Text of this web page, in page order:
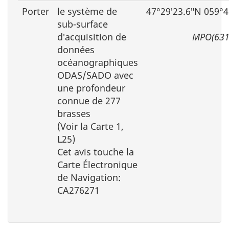
Porter
le système de
sub-surface
d′acquisition de
données
océanographiques
ODAS/SADO avec
une profondeur
connue de 277
brasses
(Voir la Carte 1,
L25)
Cet avis touche la
Carte Électronique
de Navigation:
CA276271
47°29′23.6″N